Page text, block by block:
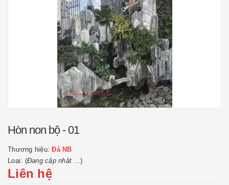
Hòn non bộ - 01
Thương hiệu:Đá NB
Loại: (Đang cập nhật ...)
Liên hệ